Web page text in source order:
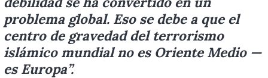
problema global. Eso se debe a que el
centro de gravedad del terrorismo
islámico mundial no es Oriente Medio —
es Europa”.